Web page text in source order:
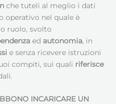
che tuteli al meglio i dati
operativo nel quale è
ruolo, svolto
ed autonomia, in
e senza ricevere istruzioni
compiti, sui quali riferisce
INCARICARE UN